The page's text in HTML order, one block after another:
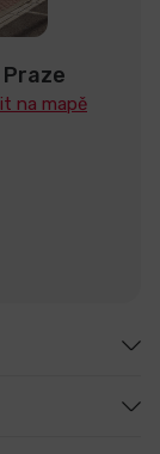
na mapě